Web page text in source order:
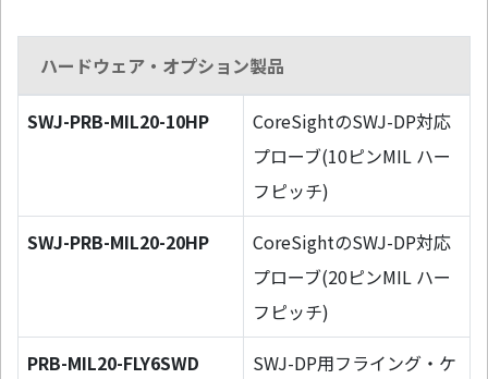
ハードウェア・オプション製品
SWJ-PRB-MIL20-10HP
CoreSightのSWJ-DP対応
プローブ(10ピンMIL ハー
フピッチ)
SWJ-PRB-MIL20-20HP
CoreSightのSWJ-DP対応
プローブ(20ピンMIL ハー
フピッチ)
PRB-MIL20-FLY6SWD
SWJ-DP用フライング・ケ